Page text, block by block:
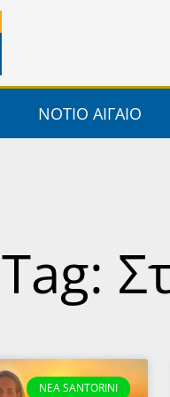
ΝΟΤΙΟ ΑΙΓΑΙΟ
Tag:
NEA SANTORINI